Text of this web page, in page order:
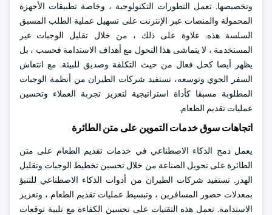
وتخصيصها. تعمل التطورات التكنولوجية ، وخاصة تطبيقات الأجهزة
المحمولة والمنصات عبر الإنترنت على تسهيل عملية الطلب المسبق
السلسة هذه. علاوة على ذلك ، من خلال تقليل الوجبات غير
المستخدمة ، لا يتماشى هذا التحول مع أهداف الاستدامة فحسب ، بل
يظهر أيضا كحل فعال من حيث التكلفة وصديق للبيئة. مع انتعاش
السفر الجوي وتوسعه، تستفيد شركات الطيران من أنظمة الوجبات
المطلوبة مسبقا كأداة استراتيجية لتعزيز تجربة العملاء وتحسين
عمليات تقديم الطعام.
اتجاهات سوق خدمات التموين على متن الطائرة
يعمل دمج الذكاء الاصطناعي في خدمات تقديم الطعام على متن
الطائرة على تحويل الصناعة من خلال تحسين تخطيط الوجبات وتقليل
الهدر. تستفيد شركات الطيران من أدوات الذكاء الاصطناعي للتنبؤ
بمعدلات حضور المسافرين ، وتبسيط عمليات تقديم الطعام ، وتعزيز
الاستدامة. تعمل هذه التقنيات على تحسين الكفاءة مع تلبية توقعات